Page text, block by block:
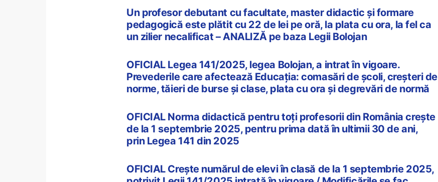
Un profesor debutant cu facultate, master didactic și formare
pedagogică este plătit cu 22 de lei pe oră, la plata cu ora, la fel ca
un zilier necalificat – ANALIZĂ pe baza Legii Bolojan
OFICIAL Legea 141/2025, legea Bolojan, a intrat în vigoare.
Prevederile care afectează Educația: comasări de școli, creșteri de
norme, tăieri de burse și clase, plata cu ora și degrevări de normă
OFICIAL Norma didactică pentru toți profesorii din România crește
de la 1 septembrie 2025, pentru prima dată în ultimii 30 de ani,
prin Legea 141 din 2025
OFICIAL Crește numărul de elevi în clasă de la 1 septembrie 2025,